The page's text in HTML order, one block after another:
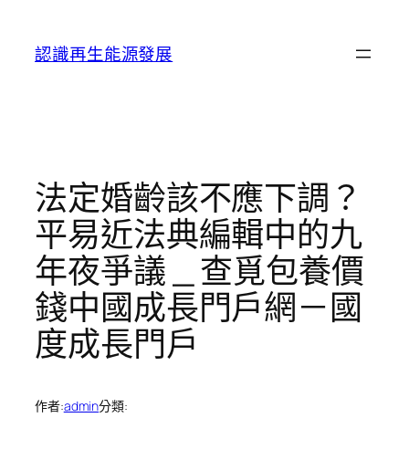
認識再生能源發展
法定婚齡該不應下調？
平易近法典編輯中的九
年夜爭議 _ 查覓包養價
錢中國成長門戶網－國
度成長門戶
作者:admin分類: